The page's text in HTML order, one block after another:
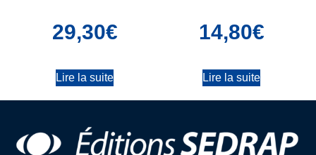
29,30€
Lire la suite
14,80€
Lire la suite